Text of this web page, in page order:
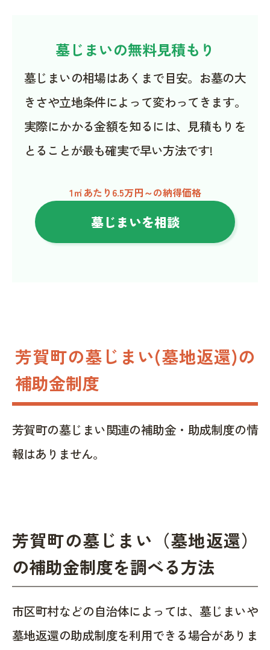
墓じまいの無料見積もり
墓じまいの相場はあくまで目安。お墓の大
きさや立地条件によって変わってきます。
実際にかかる金額を知るには、見積もりを
とることが最も確実で早い方法です!
1㎡あたり6.5万円～の納得価格
墓じまいを相談
芳賀町の墓じまい(墓地返還)の
補助金制度
芳賀町の墓じまい関連の補助金・助成制度の情
報はありません。
芳賀町の墓じまい（墓地返還）
の補助金制度を調べる方法
市区町村などの自治体によっては、墓じまいや
墓地返還の助成制度を利用できる場合がありま